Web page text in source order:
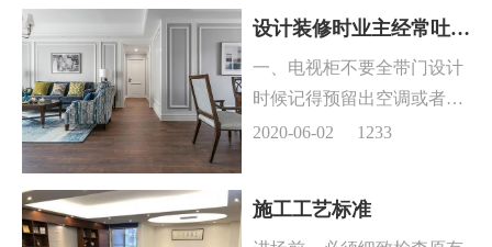
设计装修时业主经常吐槽什么？
一、电视柜不要全带门设计
时候记得预留出空调或者饮
水机的位置;电视矮柜不要全
器或者小音箱;，墙面多做几
2020-06-02 1233
施工工艺标准